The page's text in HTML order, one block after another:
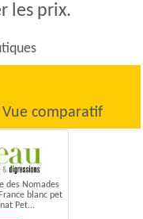
les prix.
Vue comparatif
des Nomades
blanc pet
nat Pet...